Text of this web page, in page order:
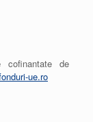
cofinantate de
ue.ro